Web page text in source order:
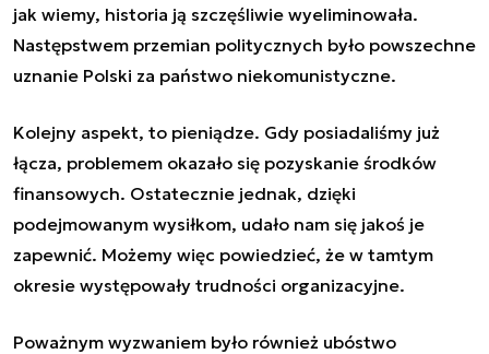
jak wiemy, historia ją szczęśliwie wyeliminowała.
Następstwem przemian politycznych było powszechne
uznanie Polski za państwo niekomunistyczne.
Kolejny aspekt, to pieniądze. Gdy posiadaliśmy już
łącza, problemem okazało się pozyskanie środków
finansowych. Ostatecznie jednak, dzięki
podejmowanym wysiłkom, udało nam się jakoś je
zapewnić. Możemy więc powiedzieć, że w tamtym
okresie występowały trudności organizacyjne.
Poważnym wyzwaniem było również ubóstwo